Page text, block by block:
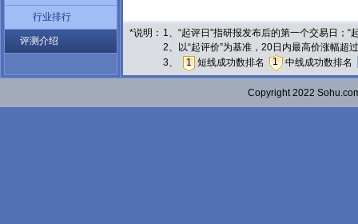
行业排行
评测介绍
*说明： 1、“起评日”指研报发布后的第一个交易日；
2、以“起评价”为基准，20日内最高价涨幅
3、
1 短线成功数排名 1 中线成功数排名
Copyright 2022